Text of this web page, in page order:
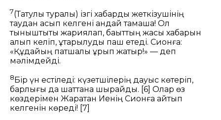
7(Татулық туралы) ізгі хабарды жеткізушінің
таудан асып келгені қандай тамаша! Ол
тыныштықты жариялап, бақыттың жақсы хабарын
алып келіп, құтқарылуды паш етеді. Сионға:
«Құдайың патшалық құрып жатыр!» — деп
мәлімдейді.
8 Бір үн естіледі: күзетшілерің дауыс көтеріп,
барлығы да шаттана шырқайды. [6] Олар өз
көздерімен Жаратқан Иенің Сионға қайтып
келгенін көреді! [7]